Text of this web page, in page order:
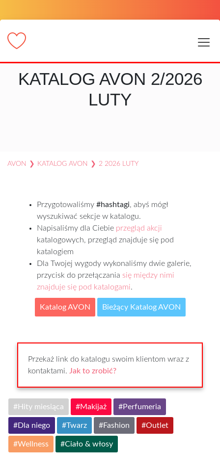
KATALOG AVON 2/2026
LUTY
AVON ❯ KATALOG AVON ❯ 2 2026 LUTY
Przygotowaliśmy #hashtagi, abyś mógł
wyszukiwać sekcje w katalogu.
Napisaliśmy dla Ciebie przegląd akcji
katalogowych, przegląd znajduje się pod
katalogiem
Dla Twojej wygody wykonaliśmy dwie galerie,
przycisk do przełączania się między nimi
znajduje się pod katalogami.
Katalog AVON Bieżący Katalog AVON
Przekaż link do katalogu swoim klientom wraz z
kontaktami. Jak to zrobić?